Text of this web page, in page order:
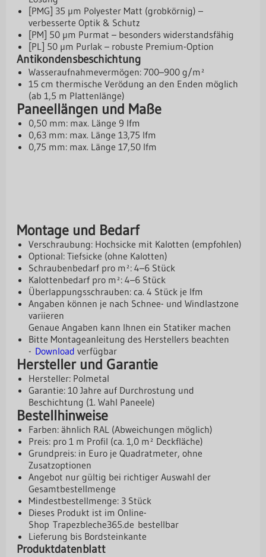
[PMG] 35 µm Polyester Matt (grobkörnig) –
verbesserte Optik & Schutz
[PM] 50 µm Purmat – besonders widerstandsfähig
[PL] 50 µm Purlak – robuste Premium-Option
Antikondensbeschichtung
Wasseraufnahmevermögen: 700–900 g/m²
15 cm thermische Verödung an den Enden möglich
(ab 1,5 m Plattenlänge)
Paneellängen und Maße
0,50 mm: max. Länge 9 lfm
0,63 mm: max. Länge 13,75 lfm
0,75 mm: max. Länge 17,50 lfm
Montage und Bedarf
Verschraubung: Hochsicke mit Kalotten (empfohlen)
Optional: Tiefsicke (ohne Kalotten)
Schraubenbedarf pro m²: 4–6 Stück
Kalottenbedarf pro m²: 4–6 Stück
Überlappungsschrauben: ca. 4 Stück je lfm
Angaben können je nach Schnee- und Windlastzone
variieren
Genaue Angaben kann Ihnen ein Statiker machen
Bitte Montageanleitung des Herstellers beachten
- Download verfügbar
Hersteller und Garantie
Hersteller: Polmetal
Garantie: 10 Jahre auf Durchrostung und
Beschichtung (1. Wahl Paneele)
Bestellhinweise
Farben: ähnlich RAL (Abweichungen möglich)
Preis: pro 1 m Profil (ca. 1,0 m² Deckfläche)
Grundpreis: in Euro je Quadratmeter, ohne
Zusatzoptionen
Angebot nur gültig bei richtiger Auswahl der
Gesamtbestellmenge
Mindestbestellmenge: 3 Stück
Dieses Produkt ist im Online-
Shop Trapezbleche365.de bestellbar
Lieferung bis Bordsteinkante
Produktdatenblatt